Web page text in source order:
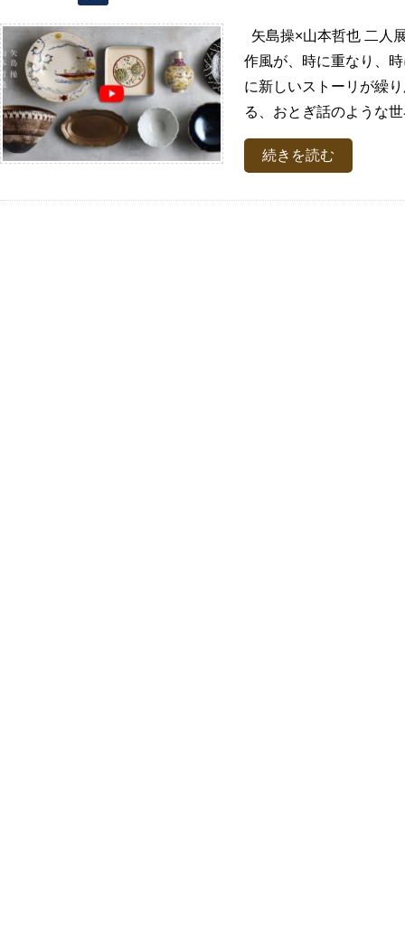
矢島操×山本哲也 二人
作風が、時に重なり、
に新しいストーリが繰
る、おとぎ話のような
続きを読む